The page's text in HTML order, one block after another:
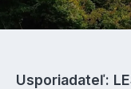
Usporiadateľ: